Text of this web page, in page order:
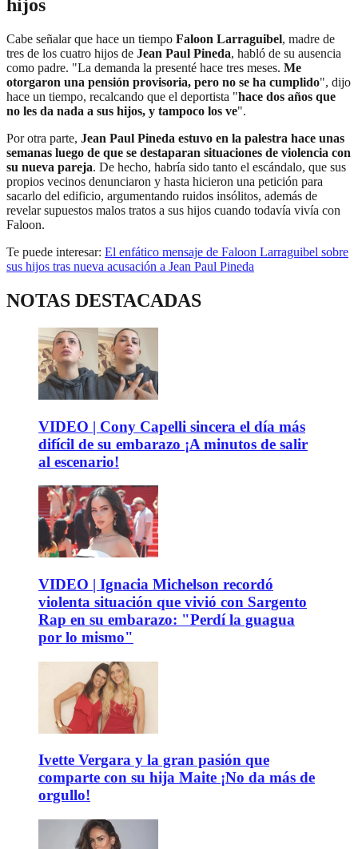
hijos
Cabe señalar que hace un tiempo Faloon Larraguibel, madre de
tres de los cuatro hijos de Jean Paul Pineda, habló de su ausencia
como padre. "La demanda la presenté hace tres meses. Me
otorgaron una pensión provisoria, pero no se ha cumplido", dijo
hace un tiempo, recalcando que el deportista "hace dos años que
no les da nada a sus hijos, y tampoco los ve".
Por otra parte, Jean Paul Pineda estuvo en la palestra hace unas
semanas luego de que se destaparan situaciones de violencia con
su nueva pareja. De hecho, habría sido tanto el escándalo, que sus
propios vecinos denunciaron y hasta hicieron una petición para
sacarlo del edificio, argumentando ruidos insólitos, además de
revelar supuestos malos tratos a sus hijos cuando todavía vivía con
Faloon.
Te puede interesar: El enfático mensaje de Faloon Larraguibel sobre
sus hijos tras nueva acusación a Jean Paul Pineda
NOTAS DESTACADAS
VIDEO | Cony Capelli sincera el día más
difícil de su embarazo ¡A minutos de salir
al escenario!
VIDEO | Ignacia Michelson recordó
violenta situación que vivió con Sargento
Rap en su embarazo: "Perdí la guagua
por lo mismo"
Ivette Vergara y la gran pasión que
comparte con su hija Maite ¡No da más de
orgullo!